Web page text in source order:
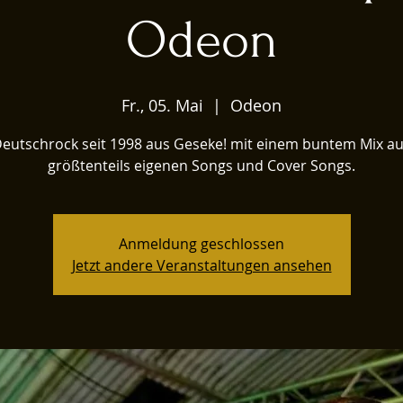
Odeon
Fr., 05. Mai
  |
Odeon
seit 1998 aus Geseke! mit einem buntem Mix
größtenteils eigenen Songs und Cover Songs.
Anmeldung geschlossen
Jetzt andere Veranstaltungen ansehen